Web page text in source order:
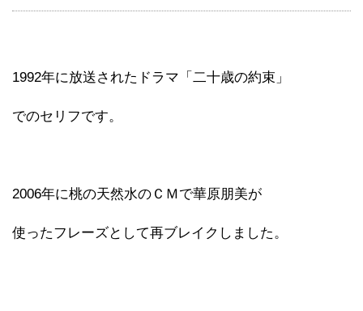
1992年に放送されたドラマ「二十歳の約束」
でのセリフです。
2006年に桃の天然水のＣＭで華原朋美が
使ったフレーズとして再ブレイクしました。